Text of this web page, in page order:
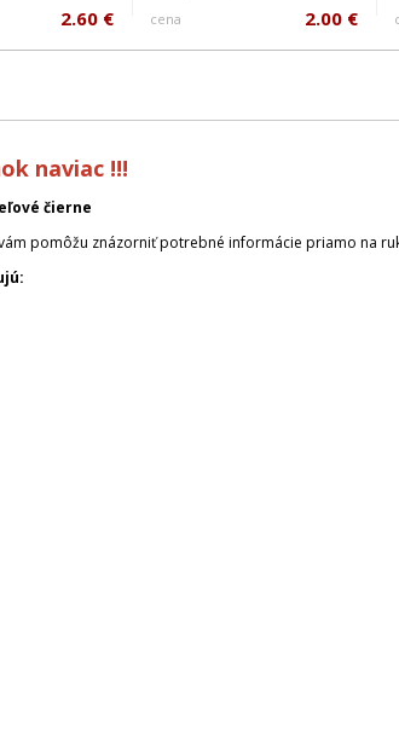
2.60 € cena 2.00 €
naviac !!!
čierne
pomôžu znázorniť potrebné informácie priamo na